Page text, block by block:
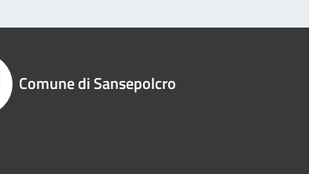
Comune di Sansepolcro